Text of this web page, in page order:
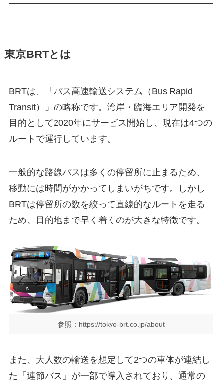
東京BRTとは
BRTは、「バス高速輸送システム（Bus Rapid
Transit）」の略称です。湾岸・臨海エリア開発を
目的として2020年にサービス開始し、現在は4つの
ルートで運行しています。
一般的な路線バスは多くの停留所に止まるため、
移動には時間がかかってしまいがちです。しかし
BRTは停留所の数を絞って直線的なルートを走る
ため、目的地まで早く着くのが大きな特徴です。
参照：https://tokyo-brt.co.jp/about
また、大人数の輸送を想定して2つの車体が連結し
た「連節バス」が一部で導入されており、通常の